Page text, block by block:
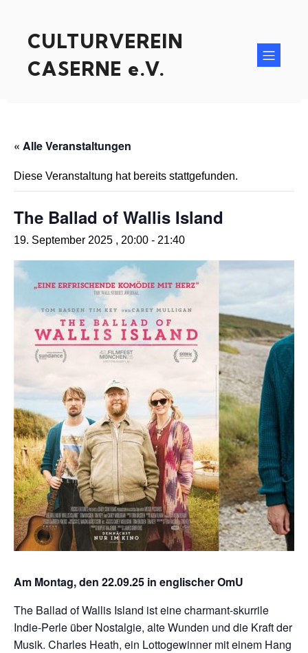
CULTURVEREIN
CASERNE e.V.
« Alle Veranstaltungen
Diese Veranstaltung hat bereits stattgefunden.
The Ballad of Wallis Island
19. September 2025 , 20:00 - 21:40
Am Montag, den 22.09.25 in englischer OmU
The Ballad of Wallis Island ist eine charmant-skurrile
Indie-Perle über Nostalgie, alte Wunden und die Kraft der
Musik. Charles Heath, ein Lottogewinner mit einem Hang